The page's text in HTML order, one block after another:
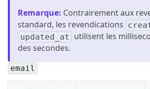
Remarque: Contrairement aux
standard, les revendications
updated_at
utilisent les
des secondes.
email